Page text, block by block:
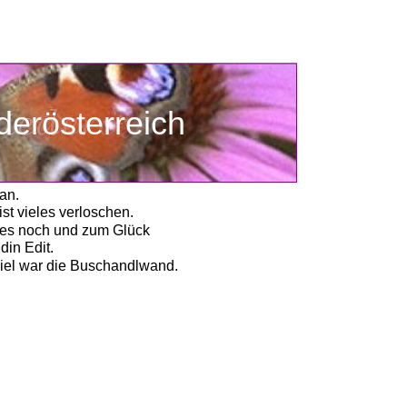
vieles verloschen.
noch und zum Glück
Edit.
war die Buschandlwand.